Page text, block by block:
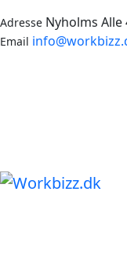
Adresse Nyholms Alle
Email